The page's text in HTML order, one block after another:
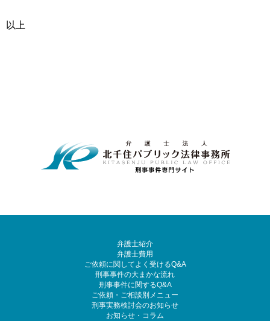
以上
弁護士紹介
弁護士費用
ご依頼に関してよく受けるQ&A
刑事事件の大まかな流れ
刑事事件に関するQ&A
ご依頼・ご相談別メニュー
刑事実務検討会のお知らせ
お知らせ・コラム